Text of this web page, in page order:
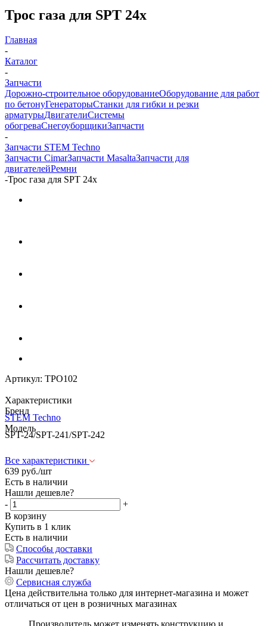
Трос газа для SPT 24x
Главная
-
Каталог
-
Запчасти
Дорожно-строительное оборудованиеОборудование для работ
по бетонуГенераторыСтанки для гибки и резки
арматурыДвигателиСистемы
обогреваСнегоуборщикиЗапчасти
-
Запчасти STEM Techno
Запчасти CimarЗапчасти MasaltaЗапчасти для
двигателейРемни
-Трос газа для SPT 24x
Артикул: ТРО102
Характеристики
Бренд
STEM Techno
Модель
SPT-24/SPT-241/SPT-242
Все характеристики
639 руб./шт
Есть в наличии
Нашли дешевле?
-
+
В корзину
Купить в 1 клик
Есть в наличии
Способы доставки
Рассчитать доставку
Нашли дешевле?
Сервисная служба
Цена действительна только для интернет-магазина и может
отличаться от цен в розничных магазинах